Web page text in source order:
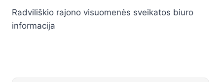
Radviliškio rajono visuomenės sveikatos biuro
informacija